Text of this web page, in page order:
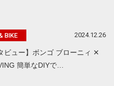
BIKE 2024.12.26
ビュー】ボンゴ ブローニィ ✕
簡単なDIYで…